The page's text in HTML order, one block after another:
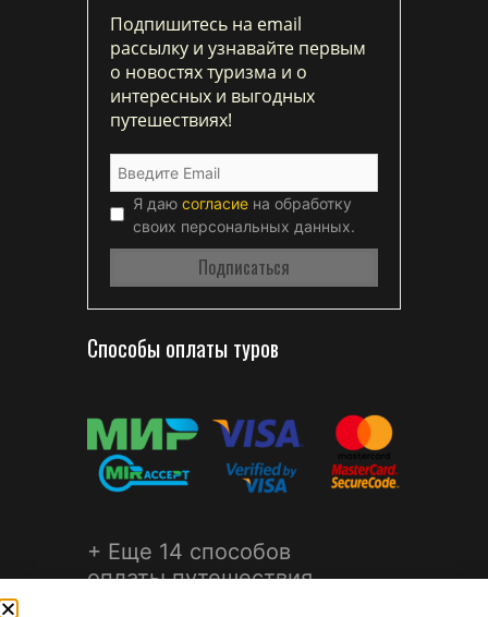
Подпишитесь на email
рассылку и узнавайте первым
о новостях туризма и о
интересных и выгодных
путешествиях!
Я даю согласие на обработку
своих персональных данных.
Способы оплаты туров
+ Еще 14 способов
оплаты путешествия